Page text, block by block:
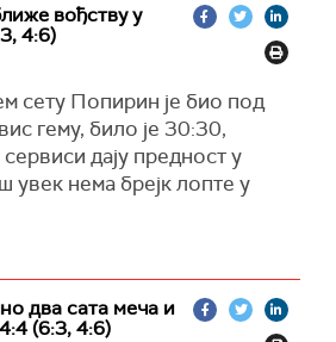
вођству у
4:6)
сету Попирин је био под
гему, било је 30:30,
дају предност у
увек нема брејк лопте у
два сата меча и
(6:3, 4:6)